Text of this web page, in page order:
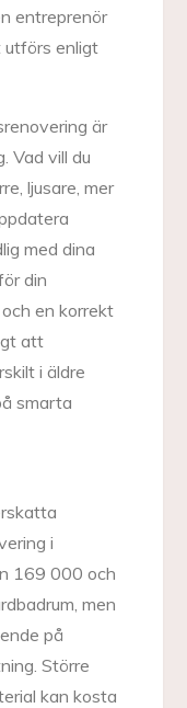
entreprenör
utförs enligt
är
Vad vill du
ljusare, mer
med dina
din
en korrekt
att
i äldre
smarta
i
169 000 och
men
på
Större
kan kosta